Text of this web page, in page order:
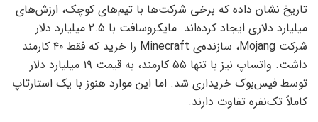
تاریخ نشان داده که برخی شرکت‌ها با تیم‌های کوچک، ارزش‌های
میلیارد دلاری ایجاد کرده‌اند. مایکروسافت با ۲.۵ میلیارد دلار
شرکت Mojang، سازنده‌ی Minecraft را خرید که فقط ۴۰ کارمند
داشت. واتساپ نیز با تنها ۵۵ کارمند، به قیمت ۱۹ میلیارد دلار
توسط فیس‌بوک خریداری شد. اما این موارد هنوز با یک استارتاپ
کاملاً تک‌نفره تفاوت دارند.